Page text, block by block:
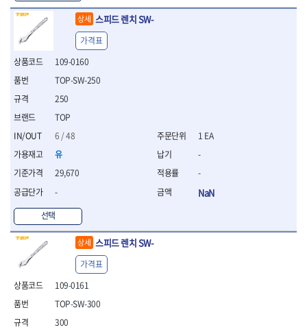
- 핀펀치
- 센타펀치
- 핀펀치세트
- 펀치
- 펀치세트
- 톱대
- 빠루
- 철공끌
원예.사무용품
- 커터칼
- 전정톱
- 접톱
- 목공톱
- 다목적가위
- 안전커터칼
- 휠메저
상세 스피드 렌치 SW-
109-0160
TOP
6 / 48
유
29,670
-
선택
TOP-SW-250
250
가격표
1 EA
-
-
NaN
상세 스피드 렌치 SW-
109-0161
TOP-SW-300
300
가격표